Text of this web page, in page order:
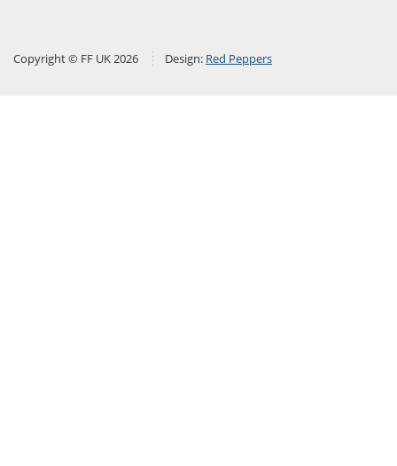
Copyright © FF UK 2026 Design: Red Peppers